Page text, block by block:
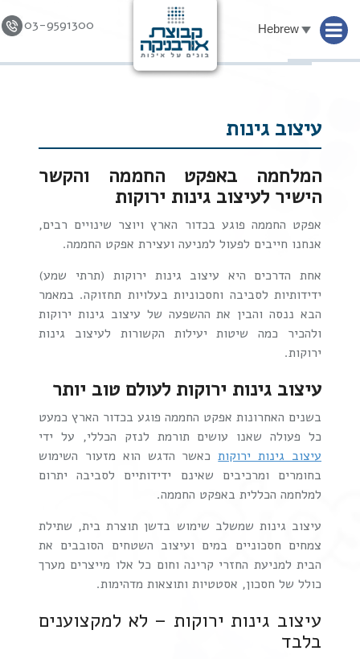
03-9591300 Hebrew
Skip to
עיצוב גינות
המלחמה באפקט החממה והקשר
הישיר לעיצוב גינות ירוקות
אפקט החממה פוגע בכדור הארץ ויוצר שינויים רבים,
אנחנו חייבים לפעול למניעה ועצירת אפקט החממה.
אחת הדרכים היא עיצוב גינות ירוקות (תרתי שמע)
ידידותיות לסביבה וחסכוניות בעלויות תחזוקה. במאמר
הבא ננסה והבין את ההשפעה של עיצוב גינות ירוקות
ולהכיר כמה שיטות יעילות הקשורות לעיצוב גינות
ירוקות.
עיצוב גינות ירוקות לעולם טוב יותר
בשנים האחרונות אפקט החממה פוגע בכדור הארץ כמעט
כל פעולה שאנו עושים תורמת לנזק הכללי, על ידי
עיצוב גינות ירוקותכאשר הדגש הוא מזעור השימוש
בחומרים ומרכיבים שאינם ידידותיים לסביבה יתרום
למלחמה הכללית באפקט החממה.
עיצוב גינות שמשלב שימוש בדשן תוצרת בית, שתילת
צמחים חסכוניים במים ועיצוב השטחים הסובבים את
הבית למניעת החזרי קרינה וחום כל אלו מייצרים מערך
כולל של חסכון, אסטטיות ותוצאות מדהימות.
עיצוב גינות ירוקות – לא למקצוענים
בלבד